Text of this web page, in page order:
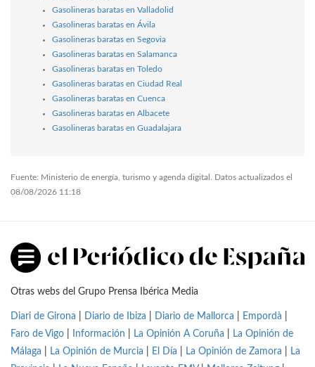
Gasolineras baratas en Valladolid
Gasolineras baratas en Ávila
Gasolineras baratas en Segovia
Gasolineras baratas en Salamanca
Gasolineras baratas en Toledo
Gasolineras baratas en Ciudad Real
Gasolineras baratas en Cuenca
Gasolineras baratas en Albacete
Gasolineras baratas en Guadalajara
Fuente: Ministerio de energía, turismo y agenda digital. Datos actualizados el
08/08/2026 11:18
Otras webs del Grupo Prensa Ibérica Media
Diari de Girona Diario de Ibiza Diario de Mallorca Empordà
Faro de Vigo
Información La Opinión A Coruña
La Opinión de
Málaga
La Opinión de Murcia El Día La Opinión de Zamora
La